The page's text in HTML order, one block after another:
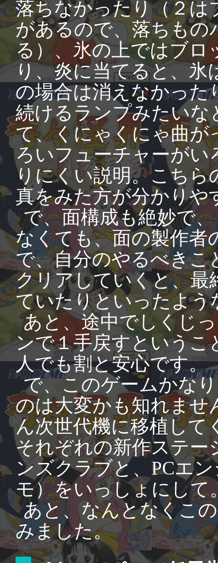
落ちなかったり（２は
があるので、落ちも
る）、氷の上ではブ
り、炎に当てると、
の場合は消えなかった
続けるランプみたいな
て、くにゃくにゃ曲
ろいフューチャーが
りにくい説明。こちら
真をみた方が分かりや
で、面構成も絶妙で
なくても、面の製作者
で、自分のやるべきこ
クリアしていくと、最
ていたりといったよ
あと、途中でしくじ
ンで１手戻すというこ
人でも割と安心です。
で、このゲームかな
のは大変かも知れませ
ん次世代機に移植して
それぞれの新作ステー
ンズクラブと、PCエ
モ）をいっしょにして
あと、なんとなくこ
みました。